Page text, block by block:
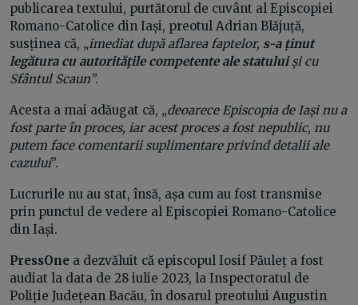
publicarea textului, purtătorul de cuvânt al Episcopiei
Romano-Catolice din Iași, preotul Adrian Blăjuță,
susținea că, „imediat după aflarea faptelor, s-a ținut
legătura cu autoritățile competente ale statului și cu
Sfântul Scaun”.
Acesta a mai adăugat că, „deoarece Episcopia de Iași nu a
fost parte în proces, iar acest proces a fost nepublic, nu
putem face comentarii suplimentare privind detalii ale
cazului”.
Lucrurile nu au stat, însă, așa cum au fost transmise
prin punctul de vedere al Episcopiei Romano-Catolice
din Iași.
PressOne a dezvăluit că episcopul Iosif Păuleț a fost
audiat la data de 28 iulie 2023, la Inspectoratul de
Poliție Județean Bacău, în dosarul preotului Augustin